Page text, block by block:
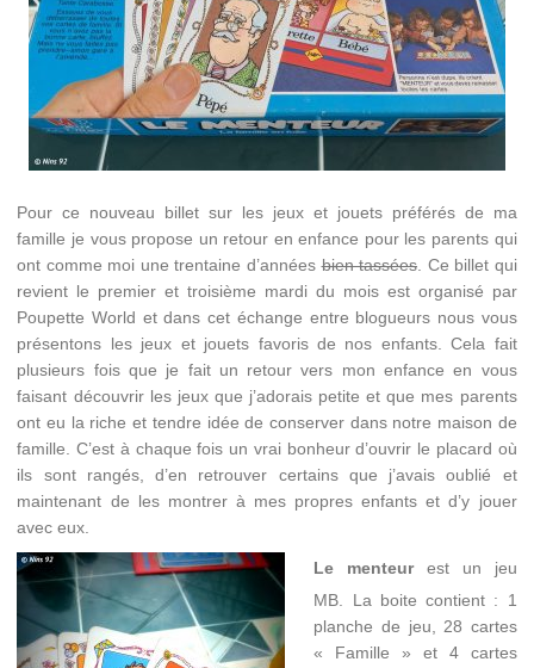
Pour ce nouveau billet sur les jeux et jouets préférés de ma
famille je vous propose un retour en enfance pour les parents qui
ont comme moi une trentaine d’annéesbien tassées . Ce billet qui
revient le premier et troisième mardi du mois est organisé par
Poupette World et dans cet échange entre blogueurs nous vous
présentons les jeux et jouets favoris de nos enfants. Cela fait
plusieurs fois que je fait un retour vers mon enfance en vous
faisant découvrir les jeux que j’adorais petite et que mes parents
ont eu la riche et tendre idée de conserver dans notre maison de
famille. C’est à chaque fois un vrai bonheur d’ouvrir le placard où
ils sont rangés, d’en retrouver certains que j’avais oublié et
maintenant de les montrer à mes propres enfants et d’y jouer
avec eux.
Le menteurest un jeu
MB. La boite contient : 1
planche de jeu, 28 cartes
« Famille » et 4 cartes